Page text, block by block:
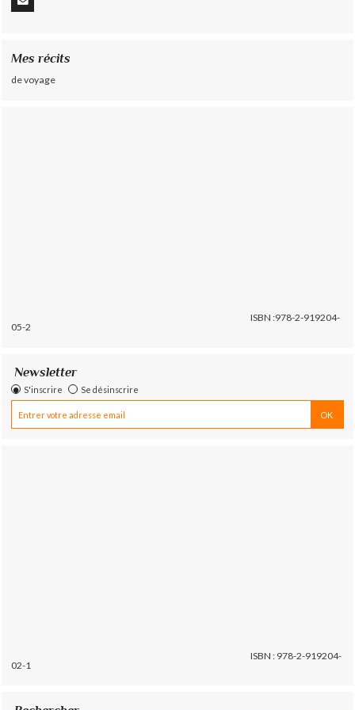
Mes récits
de voyage
ISBN :978-2-919204-
05-2
Newsletter
S'inscrire Se désinscrire
ISBN : 978-2-919204-
02-1